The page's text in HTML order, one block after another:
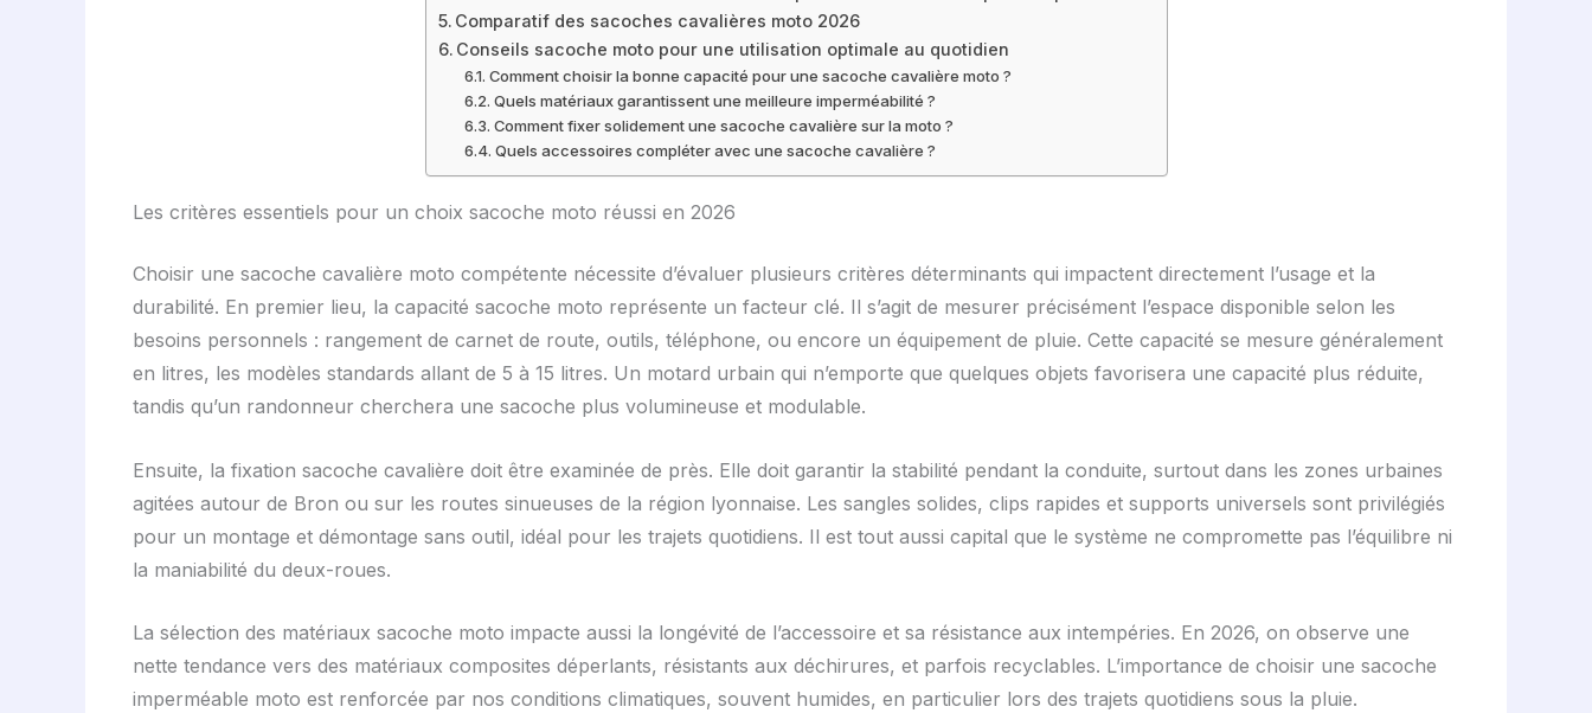
Comparatif des sacoches cavalières moto 2026
Conseils sacoche moto pour une utilisation optimale au quotidien
Comment choisir la bonne capacité pour une sacoche cavalière moto ?
Quels matériaux garantissent une meilleure imperméabilité ?
Comment fixer solidement une sacoche cavalière sur la moto ?
Quels accessoires compléter avec une sacoche cavalière ?
Les critères essentiels pour un choix sacoche moto réussi en 2026
Choisir une sacoche cavalière moto compétente nécessite d’évaluer plusieurs critères déterminants qui impactent directement l’usage et la
durabilité. En premier lieu, la capacité sacoche moto représente un facteur clé. Il s’agit de mesurer précisément l’espace disponible selon les
besoins personnels : rangement de carnet de route, outils, téléphone, ou encore un équipement de pluie. Cette capacité se mesure généralement
en litres, les modèles standards allant de 5 à 15 litres. Un motard urbain qui n’emporte que quelques objets favorisera une capacité plus réduite,
tandis qu’un randonneur cherchera une sacoche plus volumineuse et modulable.
Ensuite, la fixation sacoche cavalière doit être examinée de près. Elle doit garantir la stabilité pendant la conduite, surtout dans les zones urbaines
agitées autour de Bron ou sur les routes sinueuses de la région lyonnaise. Les sangles solides, clips rapides et supports universels sont privilégiés
pour un montage et démontage sans outil, idéal pour les trajets quotidiens. Il est tout aussi capital que le système ne compromette pas l’équilibre ni
la maniabilité du deux-roues.
La sélection des matériaux sacoche moto impacte aussi la longévité de l’accessoire et sa résistance aux intempéries. En 2026, on observe une
nette tendance vers des matériaux composites déperlants, résistants aux déchirures, et parfois recyclables. L’importance de choisir une sacoche
imperméable moto est renforcée par nos conditions climatiques, souvent humides, en particulier lors des trajets quotidiens sous la pluie.